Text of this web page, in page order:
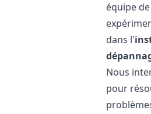
équipe
dans l'
Nous
pour